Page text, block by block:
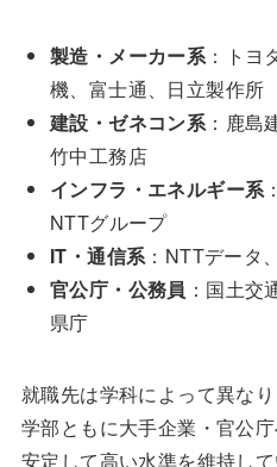
製造・メーカー系：トヨ
機、富士通、日立製作所
建設・ゼネコン系：鹿島
竹中工務店
インフラ・エネルギー系
NTTグループ
IT・通信系：NTTデータ
官公庁・公務員 ：国土交
県庁
就職先は学科によって異な
学部ともに大手企業・官公
安定して高い水準を維持して